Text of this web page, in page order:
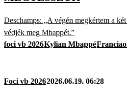
Deschamps: „A végén megkértem a
védjék meg Mbappét.”
foci vb 2026Kylian Mbappé
Foci vb 20262026.06.19. 06:28